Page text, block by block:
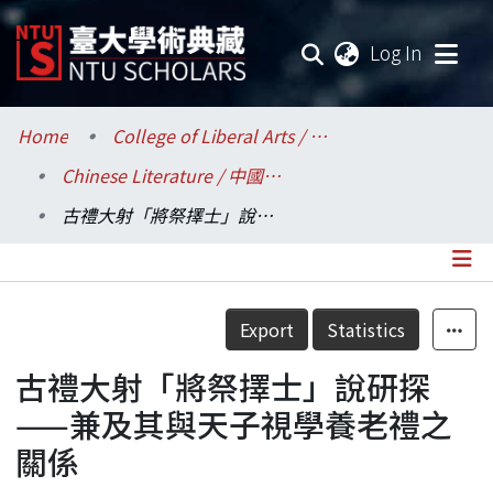
Log In
Communities & Collections
Research Outputs
Statistics
Home
College of Liberal Arts / 文學院
Chinese Literature / 中國文學系
古禮大射「將祭擇士」說研探——兼及其與天子視學養老禮之關係
Details
Export Statistics
古禮大射「將祭擇士」說研探
——兼及其與天子視學養老禮之
關係